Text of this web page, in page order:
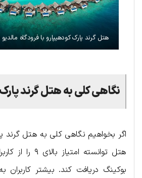
هتل گرند پارک کودهیپارو با فرودگاه مالدیو ۲۰ دقیقه فاصله دارد
نگاهی کلی به هتل گرند
اگر بخواهیم نگاهی کلی به هتل گرند
هتل توانسته
بوکینگ دریافت کند. بیشتر کاربران